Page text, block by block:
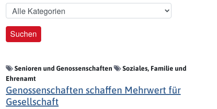
Kategorie
Suchen
Senioren und Genossenschaften
Soziales, Familie und
Ehrenamt
Genossenschaften schaffen Mehrwert für
Gesellschaft